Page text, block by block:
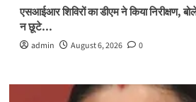
एसआईआर शिविरों का डीएम ने किया निरीक्षण,
न छूटे…
admin August 6, 2026 0